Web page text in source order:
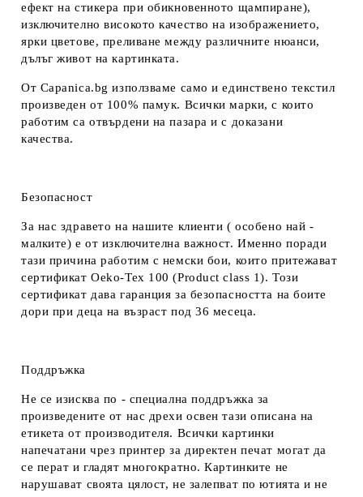
ефект на стикера при обикновенното щампиране),
изключително високото качество на изображението,
ярки цветове, преливане между различните нюанси,
дълъг живот на картинката.
От Capanica.bg използваме само и единствено текстил
произведен от 100% памук. Всички марки, с които
работим са отвърдени на пазара и с доказани
качества.
Безопасност
За нас здравето на нашите клиенти ( особено най -
малките) е от изключителна важност. Именно поради
тази причина работим с немски бои, които притежават
сертификат Oeko-Tex 100 (Product class 1). Този
сертификат дава гаранция за безопасността на боите
дори при деца на възраст под 36 месеца.
Поддръжка
Не се изисква по - специална поддръжка за
произведените от нас дрехи освен тази описана на
етикета от производителя. Всички картинки
напечатани чрез принтер за директен печат могат да
се перат и гладят многократно. Картинките не
нарушават своята цялост, не залепват по ютията и не